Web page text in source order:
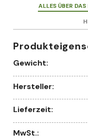
ALLES ÜBER
Gewicht:
Hersteller:
Lieferzeit:
MwSt.: